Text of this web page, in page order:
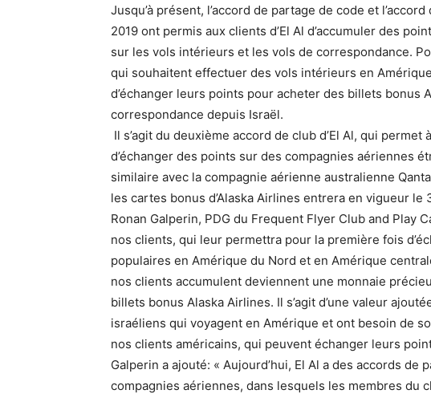
Jusqu’à présent, l’accord de partage de code et
2019 ont permis aux clients d’El Al d’accumuler des
sur les vols intérieurs et les vols de correspondance.
qui souhaitent effectuer des vols intérieurs en
d’échanger leurs points pour acheter des billets bonus
correspondance depuis Israël.
Il s’agit du deuxième accord de club d’El Al, qui
d’échanger des points sur des compagnies aériennes
similaire avec la compagnie aérienne australienne
les cartes bonus d’Alaska Airlines entrera en vigueur le
Ronan Galperin, PDG du Frequent Flyer Club and Play
nos clients, qui leur permettra pour la première fois
populaires en Amérique du Nord et en Amérique
nos clients accumulent deviennent une monnaie
billets bonus Alaska Airlines. Il s’agit d’une valeur
israéliens qui voyagent en Amérique et ont besoin de
nos clients américains, qui peuvent échanger leurs
Galperin a ajouté: « Aujourd’hui, El Al a des accords de
compagnies aériennes, dans lesquels les membres du